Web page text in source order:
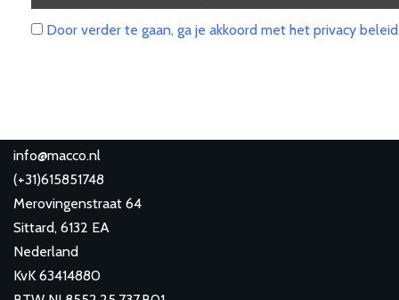
Door verder te gaan, ga je akkoord met het privacy
info@macco.nl
(+31)615851748
Merovingenstraat 64
Sittard, 6132 EA
Nederland
KvK 63414880